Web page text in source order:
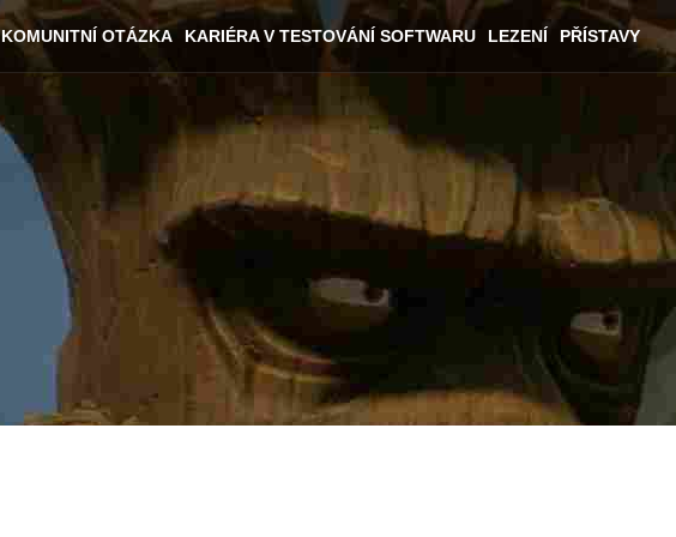
KOMUNITNÍ OTÁZKA KARIÉRA V TESTOVÁNÍ SOFTWARU LEZENÍ PŘÍSTAVY